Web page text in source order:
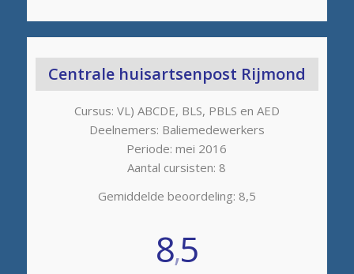
Centrale huisartsenpost Rijmond
Cursus: VL) ABCDE, BLS, PBLS en AED
Deelnemers: Baliemedewerkers
Periode: mei 2016
Aantal cursisten: 8
Gemiddelde beoordeling: 8,5
8,5